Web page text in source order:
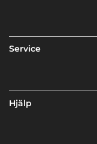
Service
Hjälp